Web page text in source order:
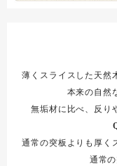
薄くスライスした天然
本来の自然
無垢材に比べ、反り
通常の突板よりも厚く
通常